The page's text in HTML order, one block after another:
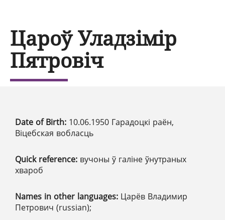
Цароў Уладзімір
Пятровіч
Date of Birth: 10.06.1950 Гарадоцкі раён,
Віцебская вобласць
Quick reference: вучоны ў галіне ўнутраных
хвароб
Names in other languages: Царёв Владимир
Петрович (russian);